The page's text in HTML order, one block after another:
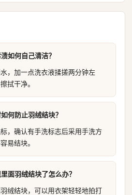
如何自己清洁？
，加一点洗衣液揉搓两分钟左
拭干净。
何防止羽绒结块？
，确认有手洗标志后采用手洗方
易结块。
面羽绒结块了怎么办？
绒结块，可以用衣架轻轻地拍打